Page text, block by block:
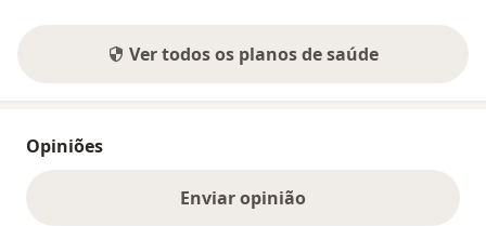
Ver todos os planos de saúde
Opiniões
Enviar opinião